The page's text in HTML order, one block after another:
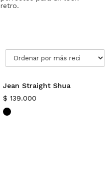
retro.
Jean Straight Shua
$ 139.000